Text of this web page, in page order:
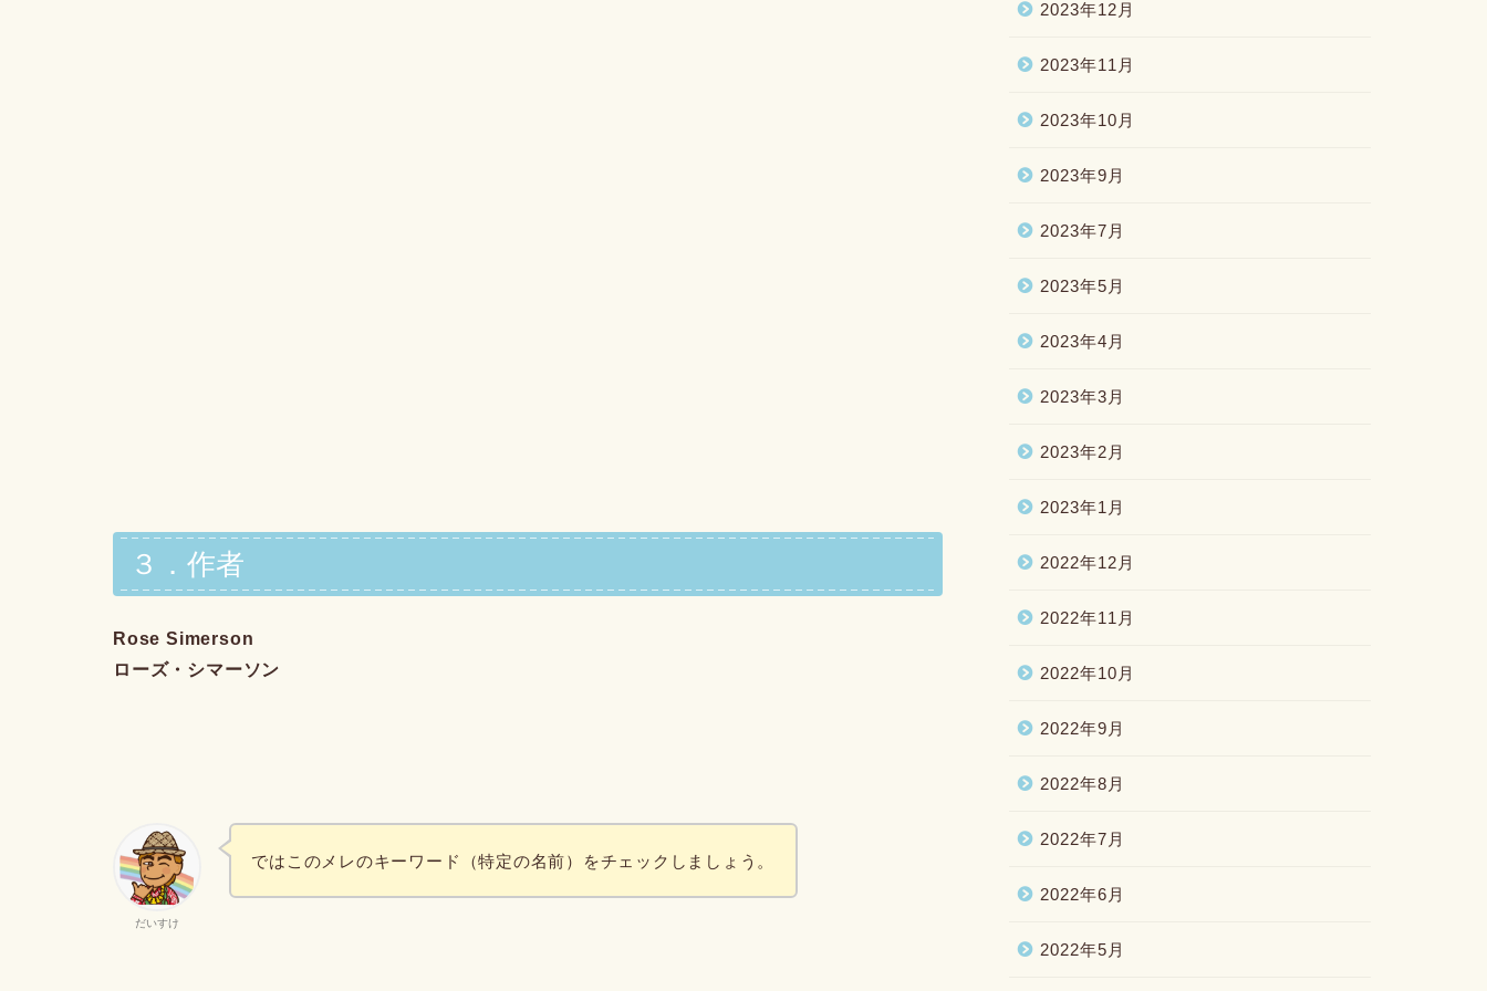
３．作者
Rose Simerson
ローズ・シマーソン
だいすけ
ではこのメレのキーワード（特定の名前）をチェックしましょう。
2023年12月
2023年11月
2023年10月
2023年9月
2023年7月
2023年5月
2023年4月
2023年3月
2023年2月
2023年1月
2022年12月
2022年11月
2022年10月
2022年9月
2022年8月
2022年7月
2022年6月
2022年5月